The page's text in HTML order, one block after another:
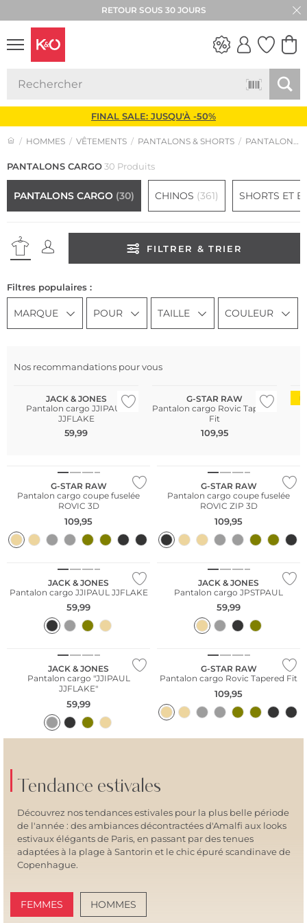
RETOUR SOUS 30 JOURS
FINAL SALE: JUSQU'À -50%
HOMMES VÊTEMENTS PANTALONS & SHORTS PANTALONS CARGO
PANTALONS CARGO30 Produits
PANTALONS CARGO (30) CHINOS (361) SHORTS ET
FILTRER & TRIER
Filtres populaires :
MARQUE POUR TAILLE COULEUR
Nos recommandations pour vous
JACK & JONES
Pantalon cargo JJIPAUL
JJFLAKE
59,99
G-STAR RAW
Pantalon cargo Rovic Tapered
Fit
109,95
G-STAR RAW
Pantalon cargo coupe fuselée
ROVIC 3D
109,95
G-STAR RAW
Pantalon cargo coupe fuselée
ROVIC ZIP 3D
109,95
JACK & JONES
Pantalon cargo JJIPAUL JJFLAKE
59,99
JACK & JONES
Pantalon cargo JPSTPAUL
59,99
Meilleures ventes
JACK & JONES
Pantalon cargo "JJIPAUL
JJFLAKE"
59,99
G-STAR RAW
Pantalon cargo Rovic Tapered Fit
109,95
Tendance estivales
Découvrez nos tendances estivales pour la plus belle période
de l'année : des ambiances décontractées d'Amalfi aux looks
estivaux élégants de Paris, en passant par des tenues
adaptées à la plage à Santorin et le chic épuré scandinave de
Copenhague.
FEMMES HOMMES